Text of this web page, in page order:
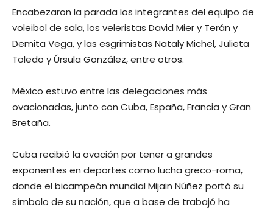
Encabezaron la parada los integrantes del equipo de
voleibol de sala, los veleristas David Mier y Terán y
Demita Vega, y las esgrimistas Nataly Michel, Julieta
Toledo y Úrsula González, entre otros.
México estuvo entre las delegaciones más
ovacionadas, junto con Cuba, España, Francia y Gran
Bretaña.
Cuba recibió la ovación por tener a grandes
exponentes en deportes como lucha greco-roma,
donde el bicampeón mundial Mijain Núñez portó su
símbolo de su nación, que a base de trabajó ha